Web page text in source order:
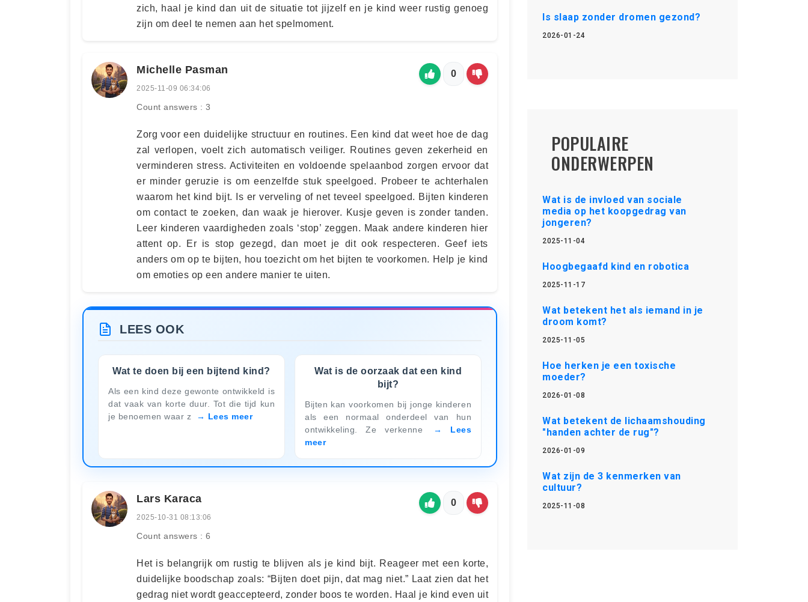
zich, haal je kind dan uit de situatie tot jijzelf en je kind weer rustig genoeg
zijn om deel te nemen aan het spelmoment.
Michelle Pasman
2025-11-09 06:34:06
Count answers : 3
0
Zorg voor een duidelijke structuur en routines. Een kind dat weet hoe de dag
zal verlopen, voelt zich automatisch veiliger. Routines geven zekerheid en
verminderen stress. Activiteiten en voldoende spelaanbod zorgen ervoor dat
er minder geruzie is om eenzelfde stuk speelgoed. Probeer te achterhalen
waarom het kind bijt. Is er verveling of net teveel speelgoed. Bijten kinderen
om contact te zoeken, dan waak je hierover. Kusje geven is zonder tanden.
Leer kinderen vaardigheden zoals ‘stop’ zeggen. Maak andere kinderen hier
attent op. Er is stop gezegd, dan moet je dit ook respecteren. Geef iets
anders om op te bijten, hou toezicht om het bijten te voorkomen. Help je kind
om emoties op een andere manier te uiten.
LEES OOK
Wat te doen bij een bijtend kind?
Als een kind deze gewonte ontwikkeld is
dat vaak van korte duur. Tot die tijd kun
je benoemen waar z
Lees meer
Wat is de oorzaak dat een kind
bijt?
Bijten kan voorkomen bij jonge kinderen
als een normaal onderdeel van hun
ontwikkeling. Ze verkenne
Lees
meer
Lars Karaca
2025-10-31 08:13:06
Count answers : 6
0
Het is belangrijk om rustig te blijven als je kind bijt. Reageer met een korte,
duidelijke boodschap zoals: “Bijten doet pijn, dat mag niet.” Laat zien dat het
gedrag niet wordt geaccepteerd, zonder boos te worden. Haal je kind even uit
Is slaap zonder dromen gezond?
2026-01-24
POPULAIRE
ONDERWERPEN
Wat is de invloed van sociale
media op het koopgedrag van
jongeren?
2025-11-04
Hoogbegaafd kind en robotica
2025-11-17
Wat betekent het als iemand in je
droom komt?
2025-11-05
Hoe herken je een toxische
moeder?
2026-01-08
Wat betekent de lichaamshouding
"handen achter de rug"?
2026-01-09
Wat zijn de 3 kenmerken van
cultuur?
2025-11-08